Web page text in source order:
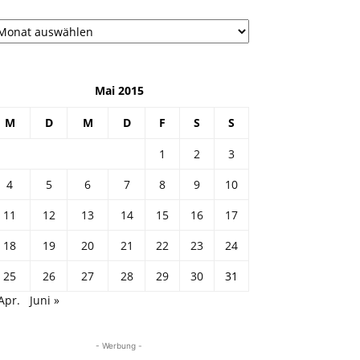
Mai 2015
M D M D F S S
1 2
3
4
5 6 7 8 9
10
11
12 13 14 15 16
17
18
19 20 21 22 23
24
25
26 27 28 29 30
31
Juni »
- Werbung -